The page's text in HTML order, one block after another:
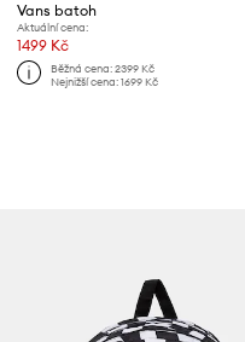
Vans batoh
Aktuální cena:
1499 Kč
Běžná cena: 2399 Kč
Nejnižší cena: 1699 Kč